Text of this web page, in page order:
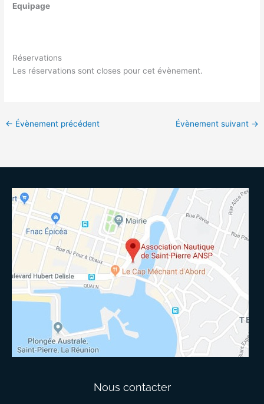
Equipage
Réservations
Les réservations sont closes pour cet évènement.
← Évènement précédent Évènement suivant →
Nous contacter